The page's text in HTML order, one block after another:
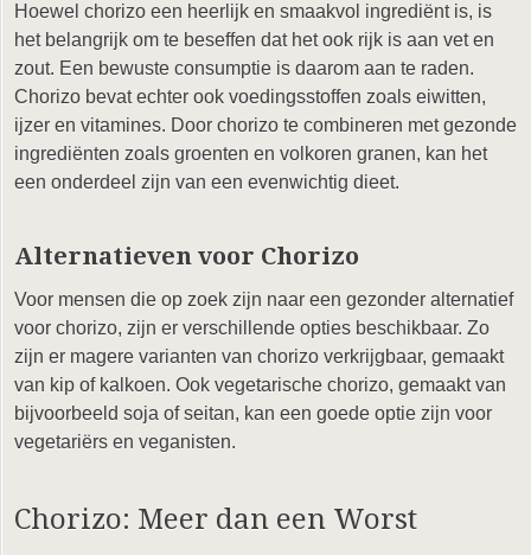
Hoewel chorizo een heerlijk en smaakvol ingrediënt is, is
het belangrijk om te beseffen dat het ook rijk is aan vet en
zout. Een bewuste consumptie is daarom aan te raden.
Chorizo bevat echter ook voedingsstoffen zoals eiwitten,
ijzer en vitamines. Door chorizo te combineren met gezonde
ingrediënten zoals groenten en volkoren granen, kan het
een onderdeel zijn van een evenwichtig dieet.
Alternatieven voor Chorizo
Voor mensen die op zoek zijn naar een gezonder alternatief
voor chorizo, zijn er verschillende opties beschikbaar. Zo
zijn er magere varianten van chorizo verkrijgbaar, gemaakt
van kip of kalkoen. Ook vegetarische chorizo, gemaakt van
bijvoorbeeld soja of seitan, kan een goede optie zijn voor
vegetariërs en veganisten.
Chorizo: Meer dan een Worst